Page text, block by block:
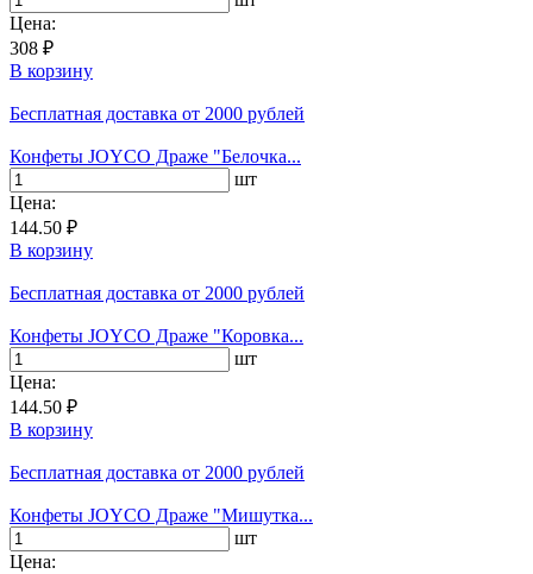
Цена:
308 ₽
В корзину
Бесплатная доставка от 2000 рублей
Конфеты JOYCO Драже "Белочка...
шт
Цена:
144.50 ₽
В корзину
Бесплатная доставка от 2000 рублей
Конфеты JOYCO Драже "Коровка...
шт
Цена:
144.50 ₽
В корзину
Бесплатная доставка от 2000 рублей
Конфеты JOYCO Драже "Мишутка...
шт
Цена: